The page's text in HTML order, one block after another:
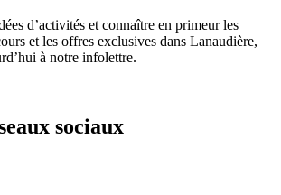
d’activités et connaître en primeur les
et les offres exclusives dans Lanaudière,
à notre infolettre.
sociaux